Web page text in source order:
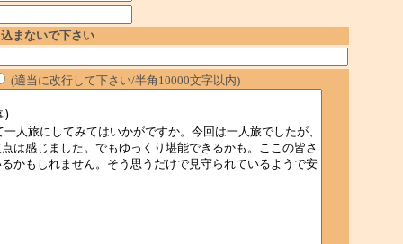
まないで下さい
(適当に改行して下さい/半角10000文字以内)